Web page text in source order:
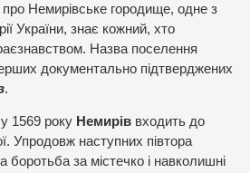
про Немирівське городище, одне з
України, знає кожний, хто
Назва поселення
документально підтверджених
.
у 1569 року Немирів входить до
Упродовж наступних півтора
боротьба за містечко і навколишні